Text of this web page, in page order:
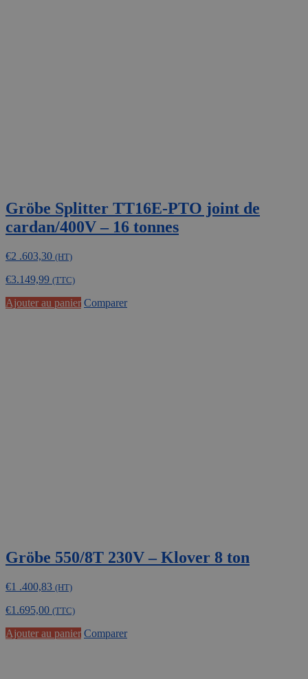
Gröbe Splitter TT16E-PTO joint de
cardan/400V – 16 tonnes
€2 .603,30 (HT)
€3.149,99 (TTC)
Ajouter au panier Comparer
Gröbe 550/8T 230V – Klover 8 ton
€1 .400,83 (HT)
€1.695,00 (TTC)
Ajouter au panier Comparer